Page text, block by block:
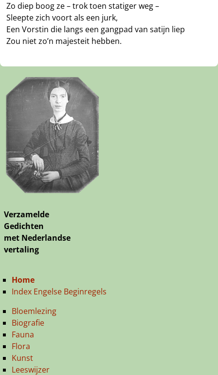
Zo diep boog ze – trok toen statiger weg –
Sleepte zich voort als een jurk,
Een Vorstin die langs een gangpad van satijn liep
Zou niet zo’n majesteit hebben.
Verzamelde
Gedichten
met Nederlandse
vertaling
Home
Index Engelse Beginregels
Bloemlezing
Biografie
Fauna
Flora
Kunst
Leeswijzer